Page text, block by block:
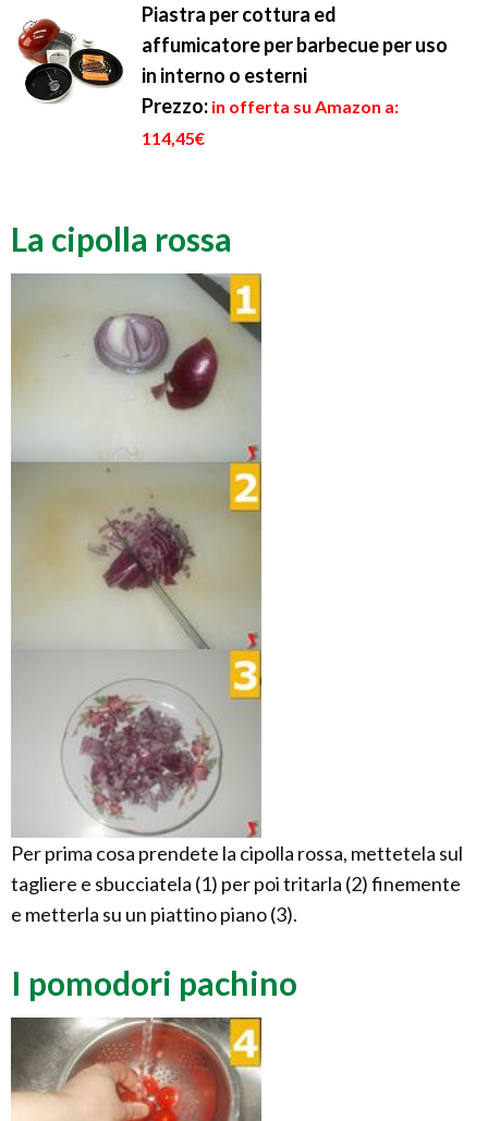
Piastra per cottura ed
affumicatore per barbecue per uso
in interno o esterni
Prezzo: in offerta su Amazon a:
114,45€
La cipolla rossa
Per prima cosa prendete la cipolla rossa, mettetela sul
tagliere e sbucciatela (1) per poi tritarla (2) finemente
e metterla su un piattino piano (3).
I pomodori pachino